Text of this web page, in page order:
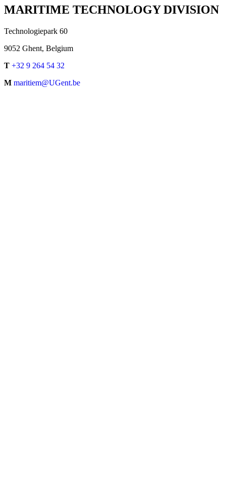
MARITIME TECHNOLOGY DIVISION
Technologiepark 60
9052 Ghent, Belgium
T +32 9 264 54 32
M maritiem@UGent.be